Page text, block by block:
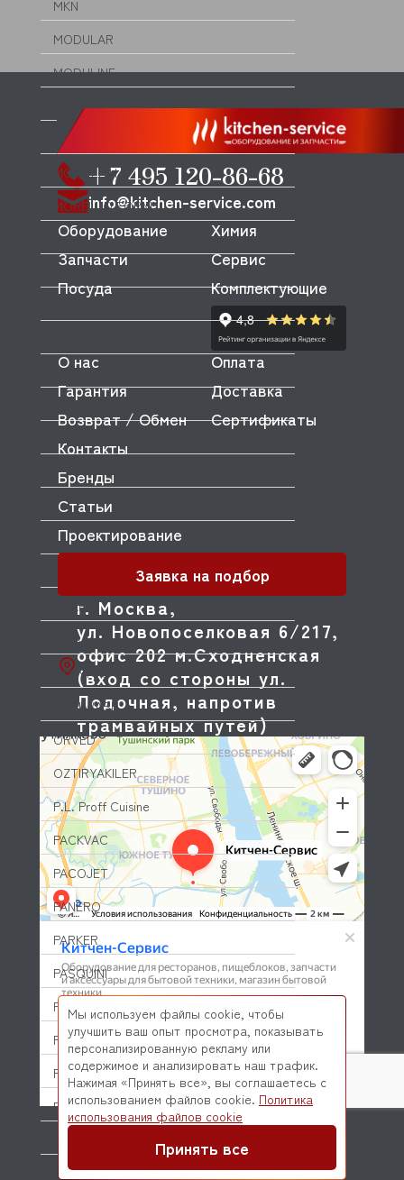
MKN
MODULAR
MODULINE
MONDIAL FORNI
MONO
MONOLITH
MORELLO FORNI
MORETTI
MVQ
NEMOX
NOPEIN
NTF
NUOVA SIMONELLI
ODE
OLAB
OLIS
OLYMPIA
OMNIWASH
ORVED
OZTIRYAKILER
P.L. Proff Cuisine
PACKVAC
PACOJET
PANERO
PARKER
PASQUINI
PAVONI
PIRON
PIZZA-GROUP
PLAS-CONT
POLAIR (ПОЛАИР)
PONY
+7 495 120-86-68
info@kitchen-service.com
г. Москва,
ул. Новопоселковая 6/217,
офис 202 м.Сходненская
(вход со стороны ул.
Лодочная, напротив
трамвайных путей)
Оборудование
Запчасти
Посуда
Химия
Сервис
Комплектующие
О нас
Оплата
Гарантия
Доставка
Возврат / Обмен
Сертификаты
Контакты
Бренды
Статьи
Проектирование
Заявка на подбор
© 2026 Kitchen-Service.com Интернет-магазин запчастей
и оборудования профессиональной кухни
Мы используем файлы cookie, чтобы
улучшить ваш опыт просмотра, показывать
персонализированную рекламу или
содержимое и анализировать наш трафик.
Нажимая «Принять все», вы соглашаетесь с
использованием файлов cookie. Политика
использования файлов cookie
Принять все